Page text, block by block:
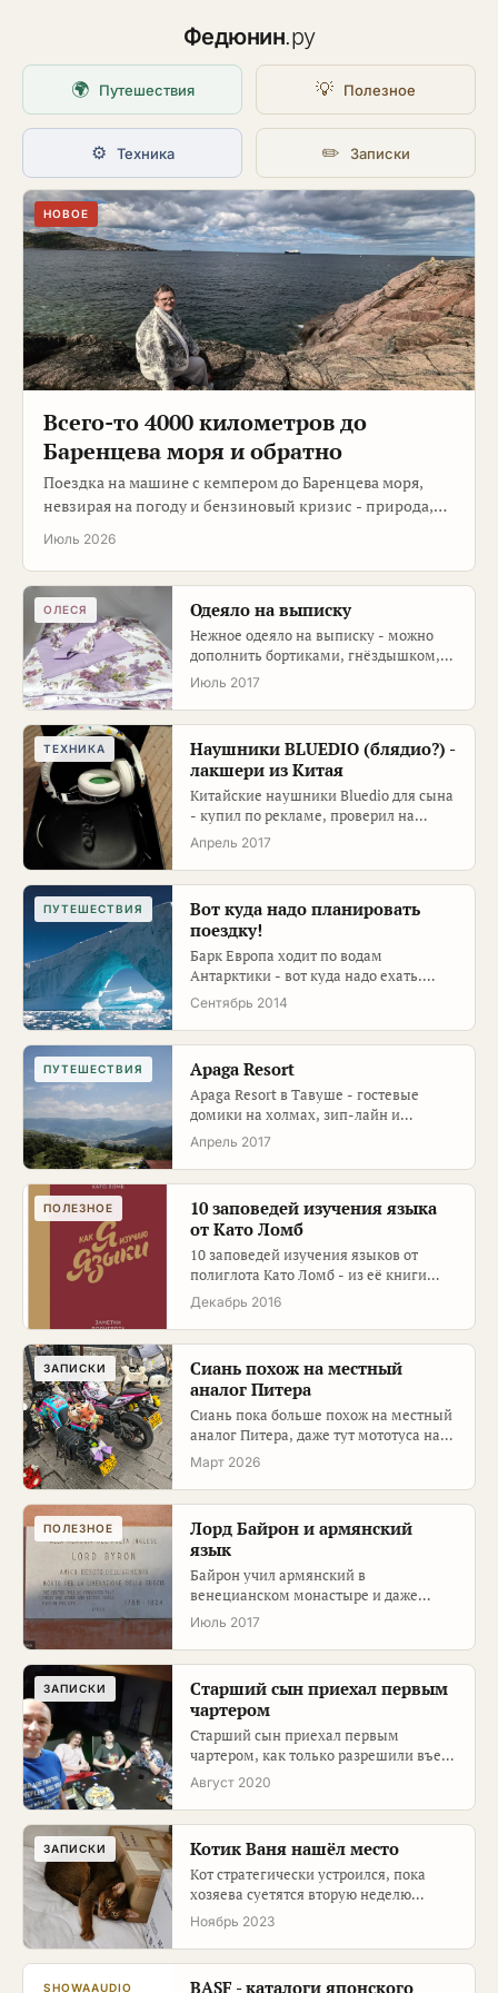
Федюнин.ру
🌍 Путешествия 💡 Полезное
⚙️ Техника ✏️ Записки
НОВОЕ
Всего-то 4000 километров до
Баренцева моря и обратно
Поездка на машине с кемпером до Баренцева моря,
невзирая на погоду и бензиновый кризис - природа,
интересные места, вкусная еда, много фото …
Июль 2026
ОЛЕСЯ Одеяло на выписку
Нежное одеяло на выписку - можно
дополнить бортиками, гнёздышком,
постельным бельём и игрушкой-
Июль 2017
ТЕХНИКА
Наушники BLUEDIO (блядио?) -
лакшери из Китая
Китайские наушники Bluedio для сына
- купил по рекламе, проверил на
практике.
Апрель 2017
ПУТЕШЕСТВИЯ
Вот куда надо планировать
поездку!
Барк Европа ходит по водам
Антарктики - вот куда надо ехать.
Записал чтобы не забыть.
Сентябрь 2014
ПУТЕШЕСТВИЯ Apaga Resort
Apaga Resort в Тавуше - гостевые
домики на холмах, зип-лайн и
виноградники. Один из теплейших
район…
Апрель 2017
ПОЛЕЗНОЕ
10 заповедей изучения языка
от Като Ломб
10 заповедей изучения языков от
полиглота Като Ломб - из её книги
1977 года. С личными заметками пр…
Декабрь 2016
ЗАПИСКИ
Сиань похож на местный
аналог Питера
Сиань пока больше похож на местный
аналог Питера, даже тут мототуса на
местной стрелке нашлась.
Март 2026
ПОЛЕЗНОЕ
Лорд Байрон и армянский
язык
Байрон учил армянский в
венецианском монастыре и даже
издал двуязычную книгу - реальный
Июль 2017
ЗАПИСКИ
Старший сын приехал первым
чартером
Старший сын приехал первым
чартером, как только разрешили въезд
неармян. Тест на ковид
отрицательны…
Август 2020
ЗАПИСКИ Котик Ваня нашёл место
Кот стратегически устроился, пока
хозяева суетятся вторую неделю
подряд.
Ноябрь 2023
SHOWAAUDIO BASF - каталоги японского